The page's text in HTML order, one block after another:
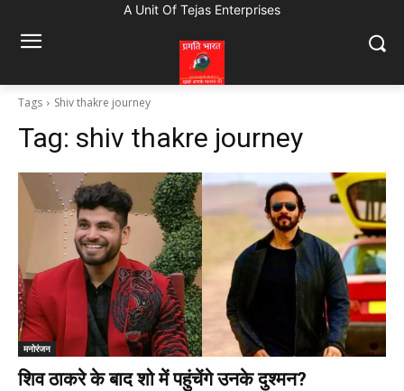
A Unit Of Tejas Enterprises
Tags Shiv thakre journey
Tag: shiv thakre journey
मनोरंजन
शिव ठाकरे के बाद शो में पहुंचेंगे उनके दुश्मन?